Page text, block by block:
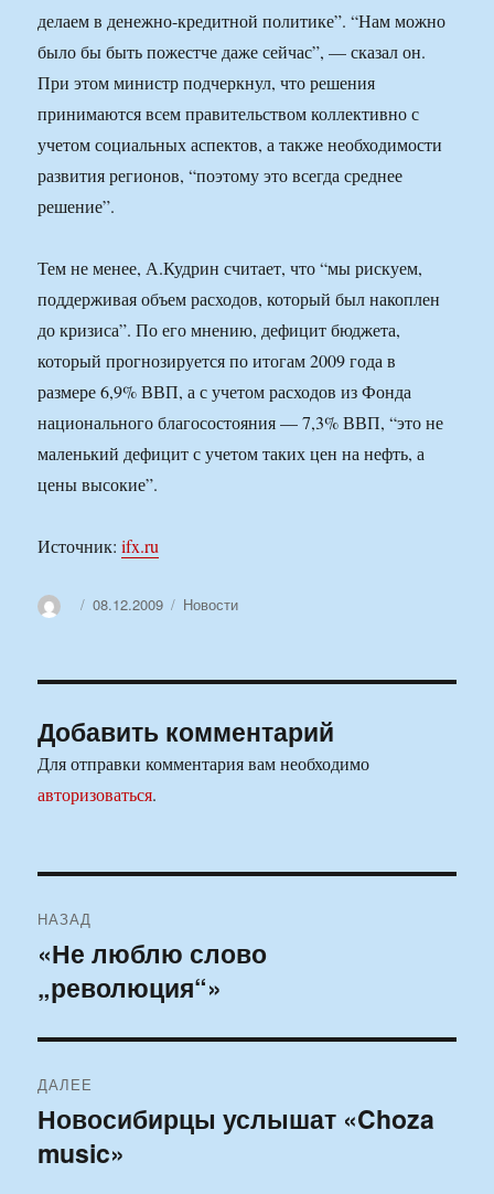
делаем в денежно-кредитной политике”. “Нам можно
было бы быть пожестче даже сейчас”, — сказал он.
При этом министр подчеркнул, что решения
принимаются всем правительством коллективно с
учетом социальных аспектов, а также необходимости
развития регионов, “поэтому это всегда среднее
решение”.
Тем не менее, А.Кудрин считает, что “мы рискуем,
поддерживая объем расходов, который был накоплен
до кризиса”. По его мнению, дефицит бюджета,
который прогнозируется по итогам 2009 года в
размере 6,9% ВВП, а с учетом расходов из Фонда
национального благосостояния — 7,3% ВВП, “это не
маленький дефицит с учетом таких цен на нефть, а
цены высокие”.
Источник:ifx.ru
АвторОпубликовано
08.12.2009 Рубрики
Новости
Добавить комментарий
Для отправки комментария вам необходимо
авторизоваться.
по
записям
НАЗАД
Предыдущая
запись:
«Не люблю слово
„революция“»
ДАЛЕЕ
Следующая
запись:
Новосибирцы услышат «Choza
music»